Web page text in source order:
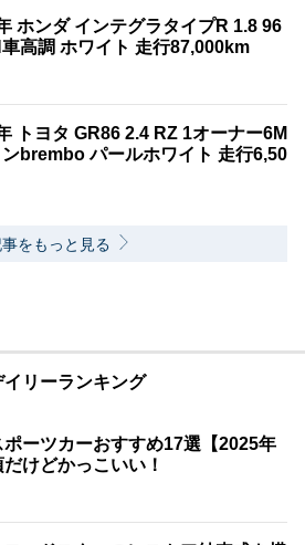
ホンダ インテグラタイプR 1.8 96
高調 ホワイト 走行87,000km
トヨタ GR86 2.4 RZ 1オーナー6M
brembo パールホワイト 走行6,50
をもっと見る
リーランキング
ーツカーおすすめ17選【2025年
けどかっこいい！